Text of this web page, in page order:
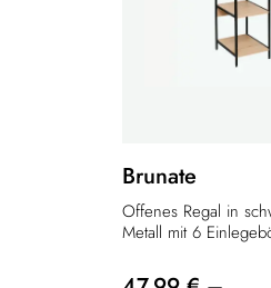
Brunate
Offenes Regal in
Metall mit 6